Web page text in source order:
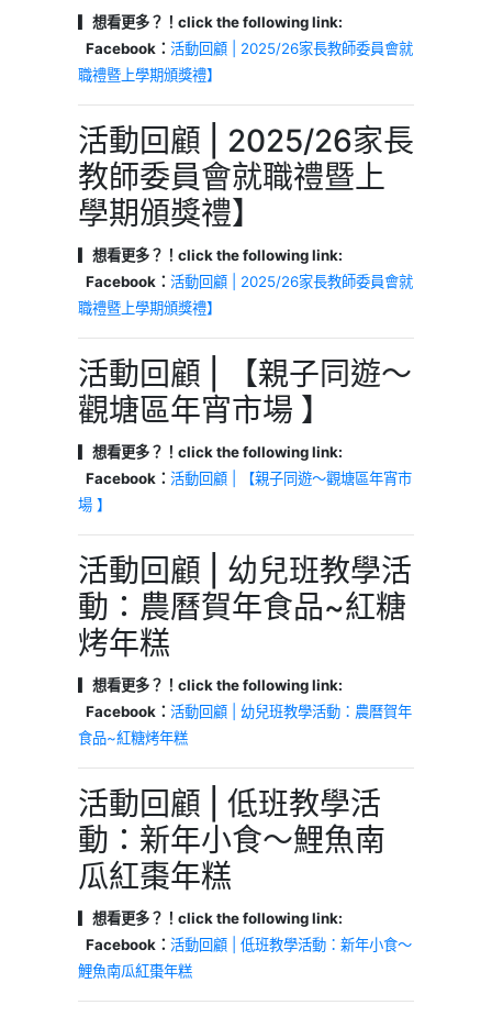
▎想看更多？！click the following link:
Facebook： 活動回顧 | 2025/26家長教師委員會就
職禮暨上學期頒獎禮】
活動回顧 | 2025/26家長
教師委員會就職禮暨上
學期頒獎禮】
▎想看更多？！click the following link:
Facebook： 活動回顧 | 2025/26家長教師委員會就
職禮暨上學期頒獎禮】
活動回顧 | 【親子同遊～
觀塘區年宵市場 】
▎想看更多？！click the following link:
Facebook： 活動回顧 | 【親子同遊～觀塘區年宵市
場 】
活動回顧 | 幼兒班教學活
動：農曆賀年食品~紅糖
烤年糕
▎想看更多？！click the following link:
Facebook： 活動回顧 | 幼兒班教學活動：農曆賀年
食品~紅糖烤年糕
活動回顧 | 低班教學活
動：新年小食～鯉魚南
瓜紅棗年糕
▎想看更多？！click the following link:
Facebook： 活動回顧 | 低班教學活動：新年小食～
鯉魚南瓜紅棗年糕